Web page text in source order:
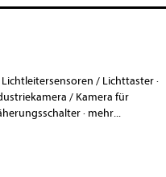
Lichtleitersensoren / Lichttaster·
/ Kamera für
· mehr...